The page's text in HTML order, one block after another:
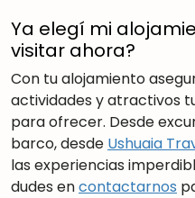
Ya elegí mi
visitar ahora?
Con tu alojamiento
actividades y atractivos
para ofrecer. Desde
barco, desde Ushuaia
las experiencias
dudes encontactarnos